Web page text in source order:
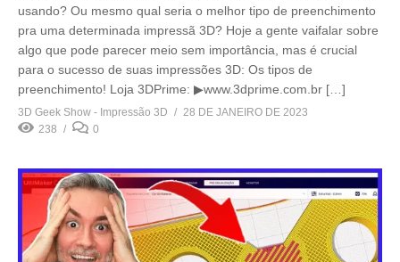
usando? Ou mesmo qual seria o melhor tipo de preenchimento
pra uma determinada impressã 3D? Hoje a gente vaifalar sobre
algo que pode parecer meio sem importância, mas é crucial
para o sucesso de suas impressões 3D: Os tipos de
preenchimento! Loja 3DPrime: ▶www.3dprime.com.br […]
3D Geek Show - Impressão 3D
28 DE JANEIRO DE 2023
238
0